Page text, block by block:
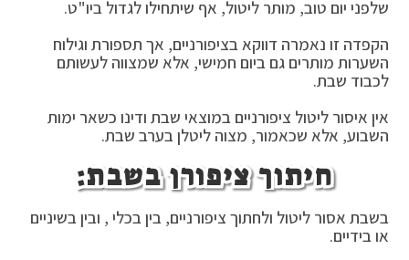
שלפני יום טוב, מותר ליטול, אף שיתחילו לגדול ביו"ט.
הקפדה זו נאמרה דווקא בציפורניים, אך תספורת וגילוח
השערות מותרים גם ביום חמישי, אלא שמצווה לעשותם
לכבוד שבת.
אין איסור ליטול ציפורניים במוצאי שבת ודינו כשאר ימות
השבוע, אלא שכאמור, מצוה ליטלן בערב שבת.
חיתוך ציפורן בשבת:
בשבת אסור ליטול ולחתוך ציפורניים, בין בכלי , ובין בשיניים
או בידיים.